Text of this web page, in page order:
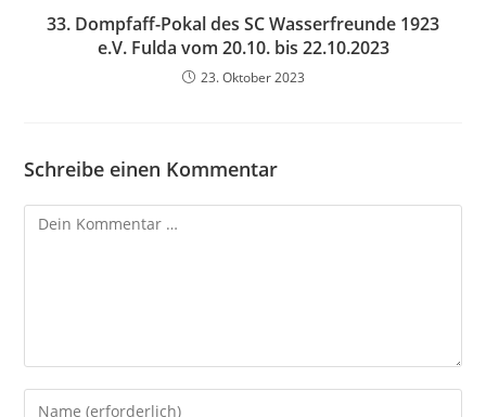
33. Dompfaff-Pokal des SC Wasserfreunde 1923
e.V. Fulda vom 20.10. bis 22.10.2023
23. Oktober 2023
Schreibe einen Kommentar
Kommentar
Gib